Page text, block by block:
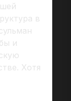
в
и
Хотя